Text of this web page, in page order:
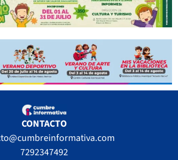
CONTACTO
7292347492